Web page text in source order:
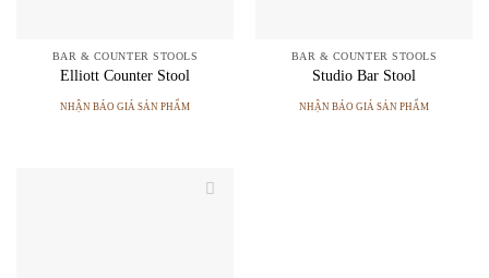
BAR & COUNTER STOOLS
Elliott Counter Stool
NHẬN BÁO GIÁ SẢN PHẨM
BAR & COUNTER STOOLS
Studio Bar Stool
NHẬN BÁO GIÁ SẢN PHẨM